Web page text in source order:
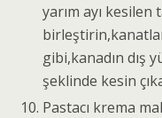
yarım ayı kesilen
gibi,kanadın dış
şeklinde kesin
Pastacı krema